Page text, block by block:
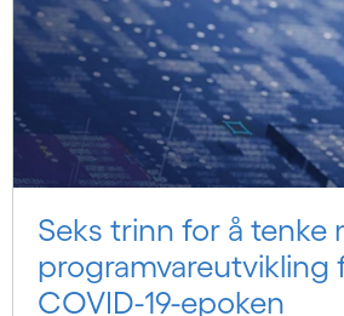
Seks trinn for å tenke
programvareutvikling
COVID-19-epoken